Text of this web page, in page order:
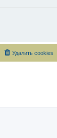
Удалить cookies